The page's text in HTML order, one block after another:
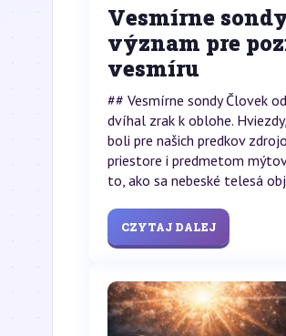
Vesmírne
význam pre
vesmíru
## Vesmírne sondy Človek
dvíhal zrak k oblohe.
boli pre našich predkov
priestore i predmetom
to, ako sa nebeské telesá
CZYTAJ DALEJ